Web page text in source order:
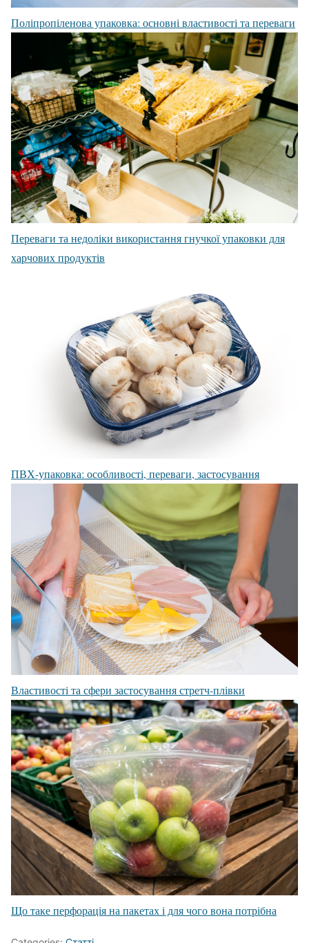
Поліпропіленова упаковка: основні властивості та переваги
Переваги та недоліки використання гнучкої упаковки для
харчових продуктів
ПВХ-упаковка: особливості, переваги, застосування
Властивості та сфери застосування стретч-плівки
Що таке перфорація на пакетах і для чого вона потрібна